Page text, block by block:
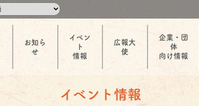
お知ら
せ
イベン
ト
情報
広報大
使
企業・団
体
向け情報
イベント情報